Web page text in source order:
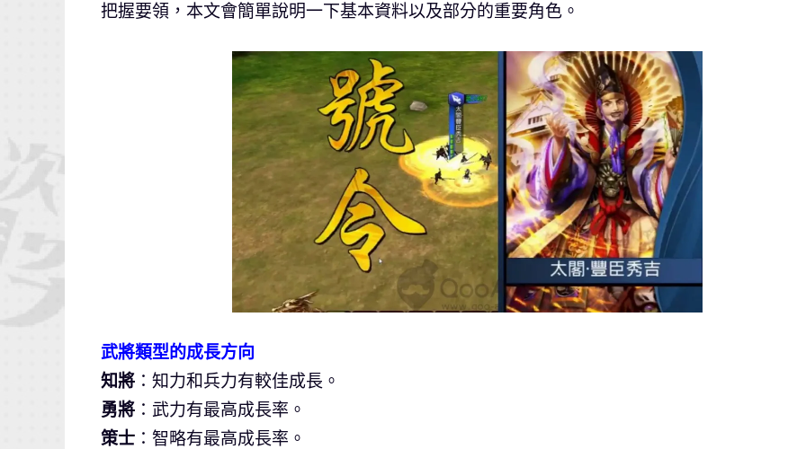
把握要領，本文會簡單說明一下基本資料以及部分的重要角色。
武將類型的成長方向
知將 ：知力和兵力有較佳成長。
勇將 ：武力有最高成長率。
策士 ：智略有最高成長率。